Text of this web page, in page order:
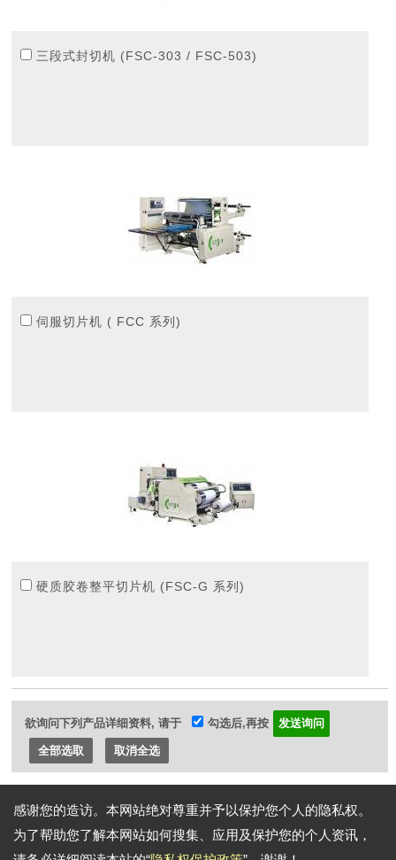
感谢您的造访。本网站绝对尊重并予以保护您个人的隐私权。
为了帮助您了解本网站如何搜集、应用及保护您的个人资讯，
三段式封切机 (FSC-303 / FSC-503)
伺服切片机 ( FCC 系列)
硬质胶卷整平切片机 (FSC-G 系列)
欲询问下列产品详细资料, 请于 勾选后,再按
全部选取 取消全选